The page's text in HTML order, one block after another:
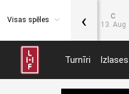
Visas spēles
C
13. Aug
‹
Turnīri Izlases